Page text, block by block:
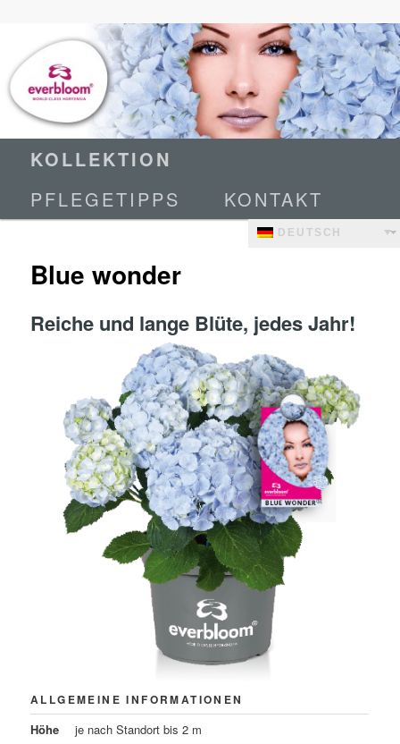
Everbloom
World Class Hortensia
Zum
Inhalt
KOLLEKTION
PFLEGETIPPS
KONTAKT
DEUTSCH
Blue wonder
Reiche und lange Blüte, jedes Jahr!
ALLGEMEINE INFORMATIONEN
Höhe
je nach Standort bis 2 m